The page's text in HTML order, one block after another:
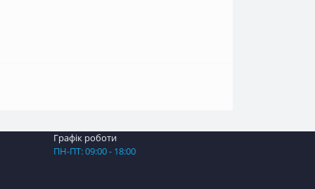
Графік роботи
ПН-ПТ: 09:00 - 18:00